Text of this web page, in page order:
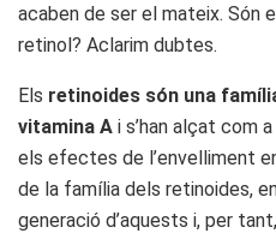
acaben de ser el mateix. Són
retinol? Aclarim dubtes.
Els retinoides són una
vitamina A i s’han alçat com
els efectes de l’envelliment
de la família dels retinoides,
generació d’aquests i, per